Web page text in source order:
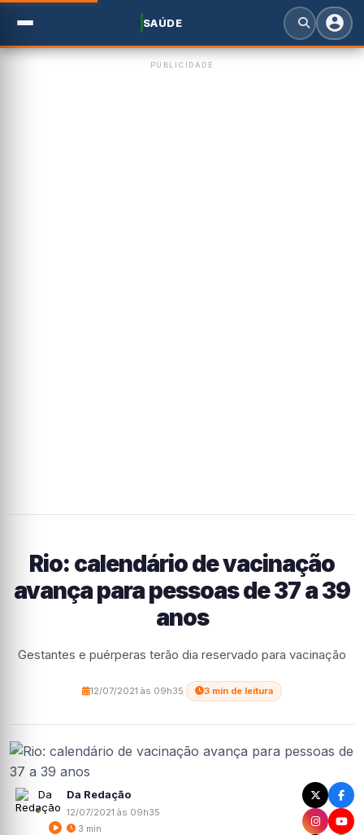
SAÚDE
PUBLICIDADE
Rio: calendário de vacinação
avança para pessoas de 37 a 39
anos
Gestantes e puérperas terão dia reservado para vacinação
12/07/2021 às 09h35 3 min de leitura
Da Redação
12/07/2021 às 09h35
3 min